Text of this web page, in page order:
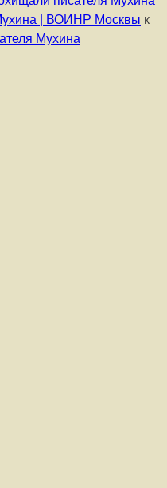
| ВОИНР Москвы к
Мухина